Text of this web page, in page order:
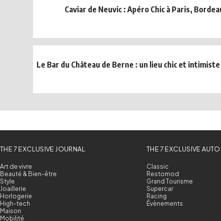
Caviar de Neuvic : Apéro Chic à Paris,
Le Bar du Château de Berne : un lieu chic et
THE 7 EXCLUSIVE JOURNAL
Art de vivre
Beauté & Bien-être
Style
Joaillerie
Horlogerie
High-tech
Maison
Mobilité
THE 7 EXCLUSIVE AUTO
Classic
Restomod
Grand Tourisme
Supercar
Racing
Évènements